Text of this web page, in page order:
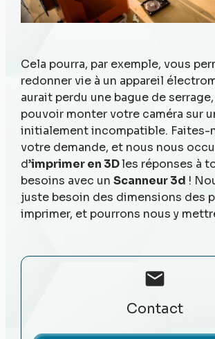
Cela pourra, par exemple, vous
redonner vie à un appareil
aurait perdu une bague de serrage,
pouvoir monter votre caméra sur
initialement incompatible. Faites-
votre demande, et nous nous
d’imprimer en 3Dles réponses à
besoins avec un Scanneur 3d !
juste besoin des dimensions des
imprimer, et pourrons nous y
mail
Contact